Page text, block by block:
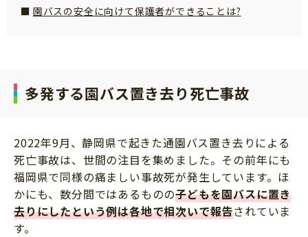
お問い合わせ
園バスの安全に向けて保護者ができることは?
多発する園バス置き去り死亡事故
2022年9月、静岡県で起きた通園バス置き去りによる
死亡事故は、世間の注目を集めました。その前年にも
福岡県で同様の痛ましい事故死が発生しています。ほ
かにも、数分間ではあるものの子どもを園バスに置き
去りにしたという例は各地で相次いで報告されていま
す。